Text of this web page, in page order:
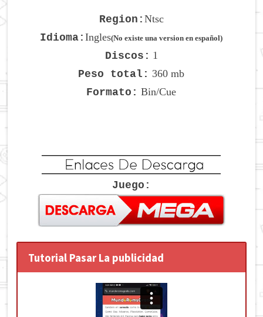
Region: Ntsc
Idioma:Ingles(No existe una version en español)
Discos: 1
Peso total: 360 mb
Formato: Bin/Cue
Juego:
Tutorial Pasar La publicidad